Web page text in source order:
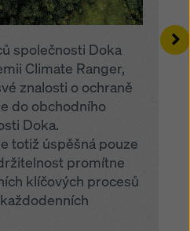
společnosti Doka
Climate Ranger,
znalosti o ochraně
do obchodního
Doka.
totiž úspěšná pouze
promítne
klíčových procesů